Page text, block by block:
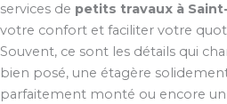
services de petits travaux à
votre confort et faciliter votre
Souvent, ce sont les détails qui
bien posé, une étagère
parfaitement monté ou encore